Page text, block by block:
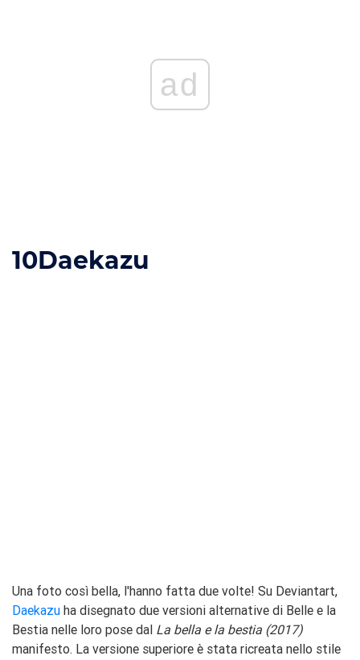
ad
10Daekazu
Una foto così bella, l'hanno fatta due volte! Su Deviantart,
Daekazu ha disegnato due versioni alternative di Belle e la
Bestia nelle loro pose dal La bella e la bestia (2017)
manifesto. La versione superiore è stata ricreata nello stile